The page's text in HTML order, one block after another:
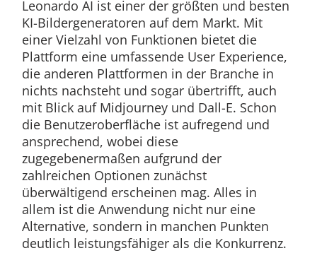
Leonardo AI ist einer der größten und besten
KI-Bildergeneratoren auf dem Markt. Mit
einer Vielzahl von Funktionen bietet die
Plattform eine umfassende User Experience,
die anderen Plattformen in der Branche in
nichts nachsteht und sogar übertrifft, auch
mit Blick auf Midjourney und Dall-E. Schon
die Benutzeroberfläche ist aufregend und
ansprechend, wobei diese
zugegebenermaßen aufgrund der
zahlreichen Optionen zunächst
überwältigend erscheinen mag. Alles in
allem ist die Anwendung nicht nur eine
Alternative, sondern in manchen Punkten
deutlich leistungsfähiger als die Konkurrenz.